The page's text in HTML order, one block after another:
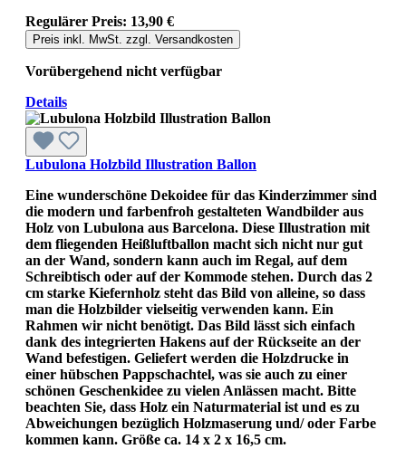
Regulärer Preis: 13,90 €
Preis inkl. MwSt. zzgl. Versandkosten
Vorübergehend nicht verfügbar
Details
Lubulona Holzbild Illustration Ballon
Eine wunderschöne Dekoidee für das Kinderzimmer sind
die modern und farbenfroh gestalteten Wandbilder aus
Holz von Lubulona aus Barcelona. Diese Illustration mit
dem fliegenden Heißluftballon macht sich nicht nur gut
an der Wand, sondern kann auch im Regal, auf dem
Schreibtisch oder auf der Kommode stehen. Durch das 2
cm starke Kiefernholz steht das Bild von alleine, so dass
man die Holzbilder vielseitig verwenden kann. Ein
Rahmen wir nicht benötigt. Das Bild lässt sich einfach
dank des integrierten Hakens auf der Rückseite an der
Wand befestigen. Geliefert werden die Holzdrucke in
einer hübschen Pappschachtel, was sie auch zu einer
schönen Geschenkidee zu vielen Anlässen macht. Bitte
beachten Sie, dass Holz ein Naturmaterial ist und es zu
Abweichungen bezüglich Holzmaserung und/ oder Farbe
kommen kann. Größe ca. 14 x 2 x 16,5 cm.